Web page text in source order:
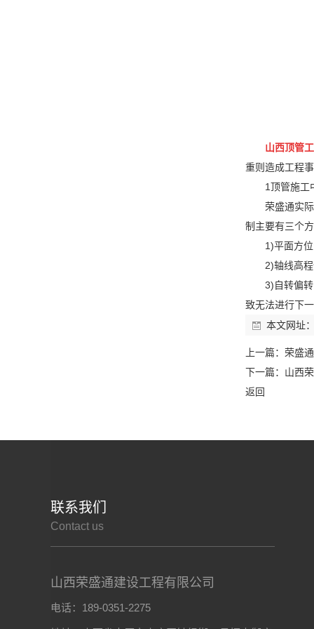
山西顶管
重则造成工程
1顶管施
荣盛通实
制主要有三
1)平面方
2)轴线高
3)自转偏
致无法进行下
本文网址
上一篇： 荣盛
下一篇： 山西
返回
联系我们
Contact us
山西荣盛通建设工程有限公司
电话：189-0351-2275